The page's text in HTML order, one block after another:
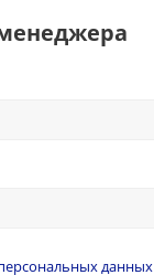
данных